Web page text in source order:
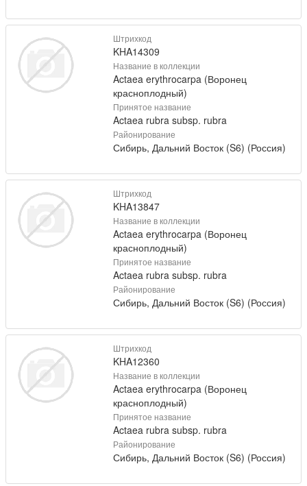
Штрихкод
KHA14309
Название в коллекции
Actaea erythrocarpa (Воронец
красноплодный)
Принятое название
Actaea rubra subsp. rubra
Районирование
Сибирь, Дальний Восток (S6) (Россия)
Штрихкод
KHA13847
Название в коллекции
Actaea erythrocarpa (Воронец
красноплодный)
Принятое название
Actaea rubra subsp. rubra
Районирование
Сибирь, Дальний Восток (S6) (Россия)
Штрихкод
KHA12360
Название в коллекции
Actaea erythrocarpa (Воронец
красноплодный)
Принятое название
Actaea rubra subsp. rubra
Районирование
Сибирь, Дальний Восток (S6) (Россия)